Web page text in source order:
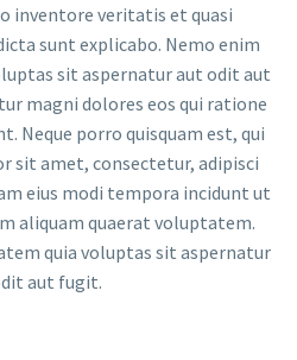
inventore veritatis et quasi
sunt explicabo. Nemo enim
sit aspernatur aut odit aut
magni dolores eos qui ratione
Neque porro quisquam est, qui
sit amet, consectetur, adipisci
eius modi tempora incidunt ut
aliquam quaerat voluptatem.
quia voluptas sit aspernatur
aut fugit.